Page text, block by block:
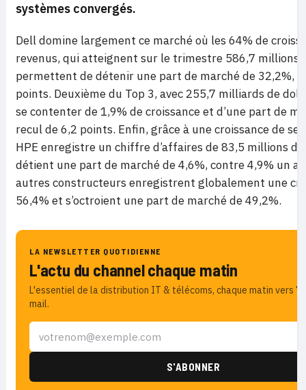
systèmes convergés.
Dell domine largement ce marché où les 64% de
revenus, qui atteignent sur le trimestre 586,7 millions
permettent de détenir une part de marché de 32,2%,
points. Deuxième du Top 3, avec 255,7 milliards de
se contenter de 1,9% de croissance et d’une part de
recul de 6,2 points. Enfin, grâce à une croissance de
HPE enregistre un chiffre d’affaires de 83,5 millions
détient une part de marché de 4,6%, contre 4,9% un
autres constructeurs enregistrent globalement une
56,4% et s’octroient une part de marché de 49,2%.
LA NEWSLETTER QUOTIDIENNE
L'actu du channel chaque matin
L'essentiel de la distribution IT & télécoms, chaque matin vers
mail.